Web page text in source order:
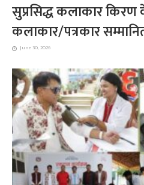
सुप्रसिद्ध कलाकार किरण
कलाकार/पत्रकार
June 30, 2026